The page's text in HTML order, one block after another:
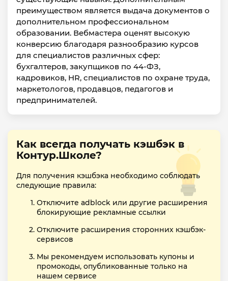
преимуществом является выдача документов о
дополнительном профессиональном
образовании. Вебмастера оценят высокую
конверсию благодаря разнообразию курсов
для специалистов различных сфер:
бухгалтеров, закупщиков по 44-ФЗ,
кадровиков, HR, специалистов по охране труда,
маркетологов, продавцов, педагогов и
предпринимателей.
Как всегда получать кэшбэк в
Контур.Школе?
Для получения кэшбэка необходимо соблюдать
следующие правила:
Отключите adblock или другие расширения
блокирующие рекламные ссылки
Отключите расширения сторонних кэшбэк-
сервисов
Мы рекомендуем использовать купоны и
промокоды, опубликованные только на
нашем сервисе